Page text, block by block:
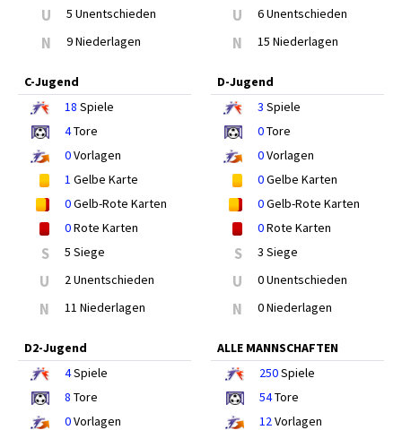
U 5 Unentschieden
N 9 Niederlagen
U 6 Unentschieden
N 15 Niederlagen
C-Jugend
18 Spiele
4Tore
0Vorlagen
1 Gelbe Karte
0Gelb-Rote Karten
0Rote Karten
S 5 Siege
U 2 Unentschieden
N 11 Niederlagen
D-Jugend
3 Spiele
0Tore
0Vorlagen
0Gelbe Karten
0Gelb-Rote Karten
0Rote Karten
S 3 Siege
U 0 Unentschieden
N 0 Niederlagen
D2-Jugend
4Spiele
8 Tore
0Vorlagen
ALLE MANNSCHAFTEN
250Spiele
54Tore
12Vorlagen